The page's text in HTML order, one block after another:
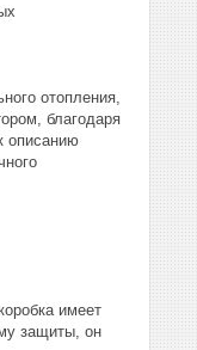
отопления,
благодаря
описанию
имеет
защиты, он